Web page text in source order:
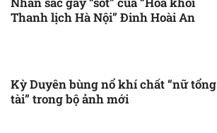
Thanh lịch Hà Nội” Đinh Hoài An
Kỳ Duyên bùng nổ khí chất “nữ tổng
tài” trong bộ ảnh mới